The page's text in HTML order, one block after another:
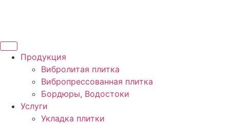
Продукция
Вибролитая плитка
Вибропрессованная плитка
Бордюры, Водостоки
Услуги
Укладка плитки